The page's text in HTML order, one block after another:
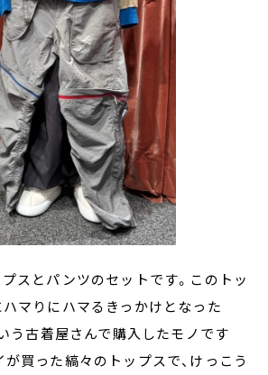
スとパンツのセットです。このトッ
ハマりにハマるきっかけとなった
う古着屋さんで購入したモノです
買った縞々のトップスで、けっこう